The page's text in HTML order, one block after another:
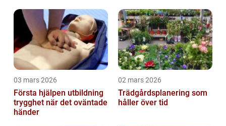
03 mars 2026
Första hjälpen utbildning
trygghet när det oväntade
händer
02 mars 2026
Trädgårdsplanering som
håller över tid